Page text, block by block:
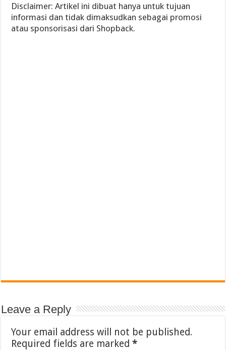
Disclaimer: Artikel ini dibuat hanya untuk tujuan
informasi dan tidak dimaksudkan sebagai promosi
atau sponsorisasi dari Shopback.
Leave a Reply
Your email address will not be published.
Required fields are marked*